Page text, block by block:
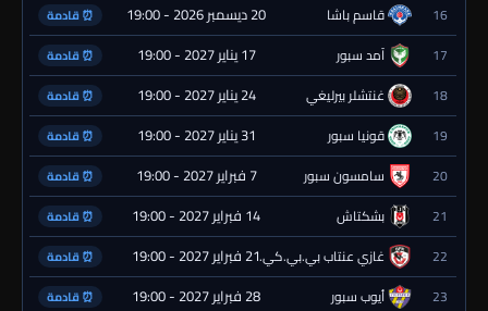
16 قاسم باشا 20 ديسمبر 2026 - 19:00 ⏰ قادمة
17 آمد سبور 17 يناير 2027 - 19:00 ⏰ قادمة
18 غنتشلر بيرليغي 24 يناير 2027 - 19:00 ⏰ قادمة
19 قونيا سبور 31 يناير 2027 - 19:00 ⏰ قادمة
20 سامسون سبور 7 فبراير 2027 - 19:00 ⏰ قادمة
21 بشكتاش 14 فبراير 2027 - 19:00 ⏰ قادمة
22 غازي عنتاب بي.بي.كي.21 فبراير 2027 - 19:00 ⏰ قادمة
23 أيوب سبور 28 فبراير 2027 - 19:00 ⏰ قادمة